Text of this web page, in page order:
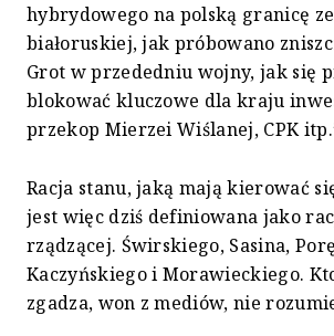
hybrydowego na polską granicę
białoruskiej, jak próbowano
Grot w przededniu wojny, jak się
blokować kluczowe dla kraju
przekop Mierzei Wiślanej, CPK
Racja stanu, jaką mają kierować
jest więc dziś definiowana jako
rządzącej. Świrskiego, Sasina,
Kaczyńskiego i Morawieckiego.
zgadza, won z mediów, nie